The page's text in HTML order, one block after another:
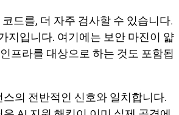
드를, 더 자주 검사할 수 있습니다.
지입니다. 여기에는 보안 마진이 얇
프라를 대상으로 하는 것도 포함됩
의 전반적인 신호와 일치합니다.